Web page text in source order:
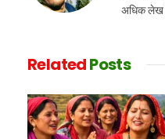
अधिक लेख
RelatedPosts